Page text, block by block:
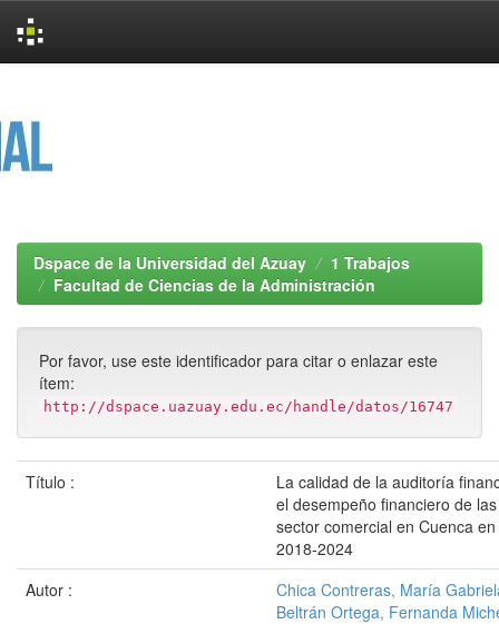
Dspace de la Universidad del Azuay
1 Trabajos
Facultad de Ciencias de la Administración
Por favor, use este identificador para citar o enlazar este
ítem:
http://dspace.uazuay.edu.ec/handle/datos/16747
Título :
La calidad de la auditoría
el desempeño financiero de
sector comercial en Cuenca
2018-2024
Autor :
Chica Contreras, María
Beltrán Ortega, Fernanda